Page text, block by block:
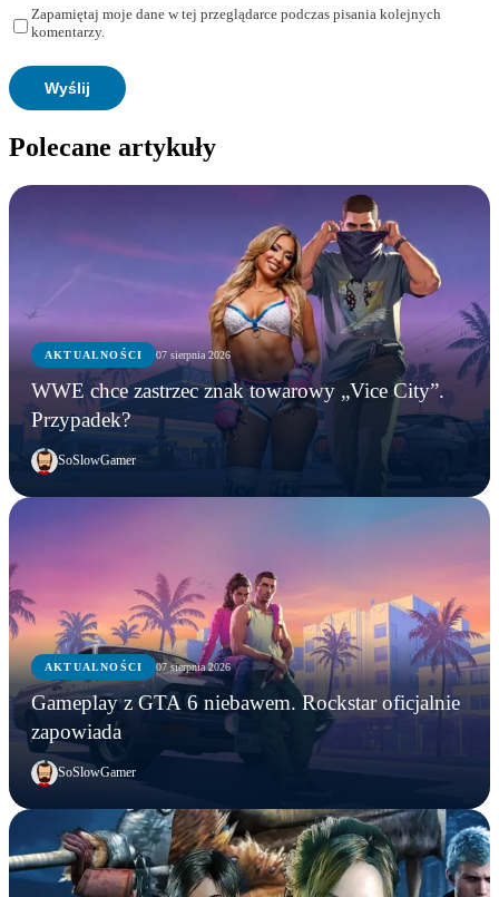
Zapamiętaj moje dane w tej przeglądarce podczas pisania kolejnych
komentarzy.
Polecane artykuły
AKTUALNOŚCI 07 sierpnia 2026
WWE chce zastrzec znak towarowy „Vice City”.
Przypadek?
SoSlowGamer
AKTUALNOŚCI 07 sierpnia 2026
Gameplay z GTA 6 niebawem. Rockstar oficjalnie
zapowiada
SoSlowGamer